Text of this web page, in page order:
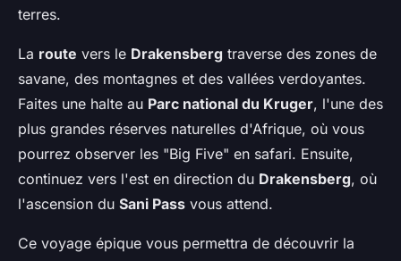
terres.
La route vers le Drakensberg traverse des zones de
savane, des montagnes et des vallées verdoyantes.
Faites une halte au Parc national du Kruger, l'une des
plus grandes réserves naturelles d'Afrique, où vous
pourrez observer les "Big Five" en safari. Ensuite,
continuez vers l'est en direction du Drakensberg, où
l'ascension du Sani Pass vous attend.
Ce voyage épique vous permettra de découvrir la